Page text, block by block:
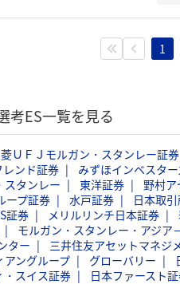
1
考ES一覧を見る
ＵＦＪモルガン・スタンレー証券
レンド証券 みずほインベスタ
スタンレー 東洋証券 野村
ープ証券 水戸証券 日本取
証券 メリルリンチ日本証券
モルガン・スタンレー・アジア
ター 三井住友アセットマネジ
アングループ グローバリー
・スイス証券 日本ファースト